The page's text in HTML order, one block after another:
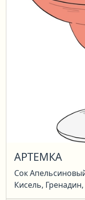
АРТЕМКА
Сок
Кисель,